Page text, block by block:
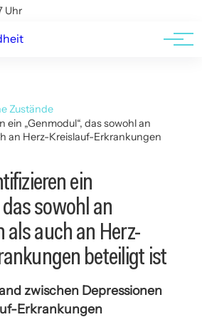
Uhr
Zustände
„Genmodul“, das sowohl an
an Herz-Kreislauf-Erkrankungen
ein
sowohl an
als auch an Herz-
beteiligt ist
zwischen Depressionen
Erkrankungen